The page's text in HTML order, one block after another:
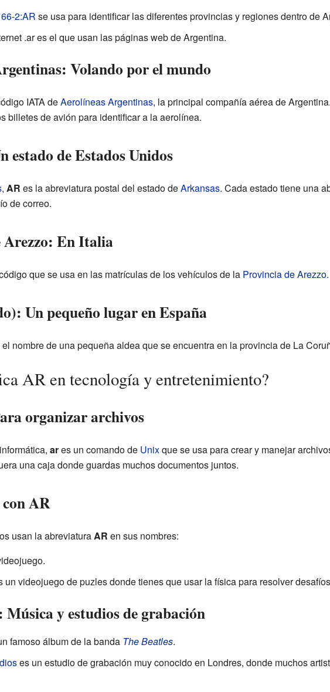
2:AR se usa para identificar las diferentes provincias y regiones dentro de
.ar es el que usan las páginas web de Argentina.
Volando por el mundo
IATA deAerolíneas Argentinas, la principal compañía aérea de
billetes de avión para identificar a la aerolínea.
estado de Estados Unidos
, AR es la abreviatura postal del estado deArkansas. Cada estado tiene una
de correo.
Arezzo: En Italia
que se usa en las matrículas de los vehículos de la Provincia de Arezzo.
Un pequeño lugar en España
nombre de una pequeña aldea que se encuentra en la provincia de La
AR en tecnología y entretenimiento?
organizar archivos
ares un comando de Unixque se usa para crear y manejar
una caja donde guardas muchos documentos juntos.
AR
usan la abreviaturaAR en sus nombres:
un videojuego de puzles donde tienes que usar la física para resolver
Música y estudios de grabación
famoso álbum de la banda The Beatles.
es un estudio de grabación muy conocido en Londres, donde muchos